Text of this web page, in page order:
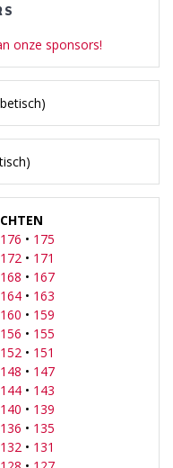
onze sponsors!
176 • 175
172 • 171
168 • 167
164• 163
160 • 159
156 • 155
152 • 151
148 • 147
144• 143
140 • 139
136 • 135
132 • 131